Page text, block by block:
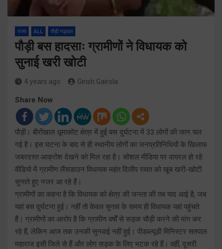
राज्य ALL पौड़ी गढ़वाल
पौड़ी बस हादसाः ग्रामीणों ने विधायक को
सुनाई खरी खोटी
4 years ago Girish Gairola
Share Now
पौड़ी। बीरोंखाल धूमाकोट क्षेत्र में हुई बस दुर्घटना में 33 लोगों की जान चल
गई है। इस घटना के बाद से ही स्थानीय लोगों का जनप्रतिनिधियों के खिलाफ
जबरदस्त आक्रोश देखने को मिल रहा है। सोशल मीडिया पर वायरल हो रहे
वीडियो में ग्रामीण लैंसडाउन विधायक महंत दिलीप रावत को खूब खरी-खोटी
सुनाते हुए नजर आ रहे हैं।
ग्रामीणों का कहना है कि विधायक को क्षेत्र की जनता की तब याद आई है, जब
यहां बस दुर्घटना हुई। नहीं तो केवल चुनाव के समय ही विधायक यहां पहुंचते
हैं। ग्रामीणों का आरोप है कि ग्रामीण वर्षों से सड़क चौड़ी करने की मांग कर
रहे हैं, लेकिन आज तक उनकी सुनवाई नहीं हुई। पीडब्ल्यूडी मिनिस्टर सतपाल
महाराज इसी जिले से हैं और लोग सड़क के लिए भटक रहे हैं। वहीं, दूसरी